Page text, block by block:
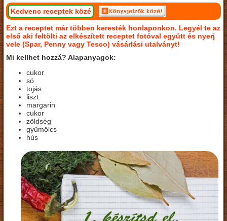
Kedvenc receptek közé
Ezt a receptet már többen keresték honlaponkon. Legyél te az
első aki feltölti az elkészített receptet fotóval együtt és nyerj
vele (Spar, Penny vagy Tesco) vásárlási utalványt!
Mi kellhet hozzá? Alapanyagok:
cukor
só
tojás
liszt
margarin
cukor
zöldség
gyümölcs
hús